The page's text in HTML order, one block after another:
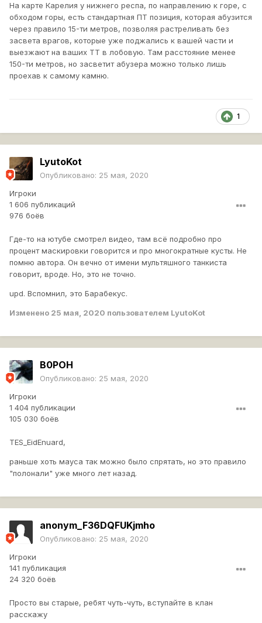
На карте Карелия у нижнего респа, по направлению к горе, с
обходом горы, есть стандартная ПТ позиция, которая абузится
через правило 15-ти метров, позволяя растреливать без
засвета врагов, которые уже поджались к вашей части и
выезжают на ваших ТТ в лобовую. Там расстояние менее
150-ти метров, но засветит абузера можно только лишь
проехав к самому камню.
1
LyutoKot
Опубликовано: 25 мая, 2020
Игроки
1 606 публикаций
976 боёв
Где-то на ютубе смотрел видео, там всё подробно про
процент маскировки говорится и про многократные кусты. Не
помню автора. Он вечно от имени мультяшного танкиста
говорит, вроде. Но, это не точно.
upd. Вспомнил, это Барабекус.
Изменено 25 мая, 2020 пользователем LyutoKot
B0POH
Опубликовано: 25 мая, 2020
Игроки
1 404 публикации
105 030 боёв
TES_EidEnuard,
раньше хоть мауса так можно было спрятать, но это правило
"полонали" уже много лет назад.
anonym_F36DQFUKjmho
Опубликовано: 25 мая, 2020
Игроки
141 публикация
24 320 боёв
Просто вы старые, ребят чуть-чуть, вступайте в клан
расскажу